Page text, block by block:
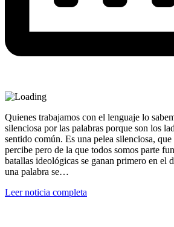
Quienes trabajamos con el lenguaje lo
silenciosa por las palabras porque son los
sentido común. Es una pelea silenciosa,
percibe pero de la que todos somos parte
batallas ideológicas se ganan primero en el
una palabra se…
Leer noticia completa